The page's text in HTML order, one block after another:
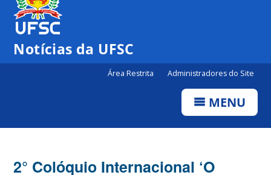
Notícias da UFSC
Área Restrita Administradores do Site
MENU
2° Colóquio Internacional ‘O